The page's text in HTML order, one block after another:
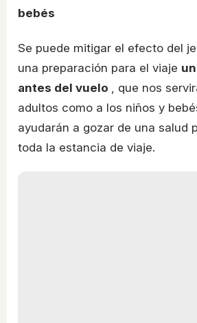
bebés
Se puede mitigar el efecto del
una preparación para el viaje
antes del vuelo , que nos
adultos como a los niños y
ayudarán a gozar de una salud
toda la estancia de viaje.